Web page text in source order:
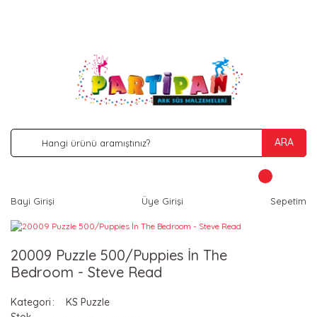
ARA
Bayi Girişi Üye Girişi Sepetim
20009 Puzzle 500/Puppies İn The
Bedroom - Steve Read
Kategori
KS Puzzle